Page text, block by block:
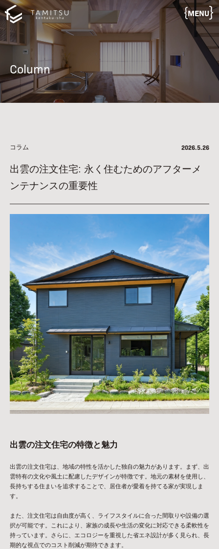
MENU
Column
コラム 2026.5.26
出雲の注文住宅: 永く住むためのアフターメ
ンテナンスの重要性
出雲の注文住宅の特徴と魅力
出雲の注文住宅は、地域の特性を活かした独自の魅力があります。まず、出
雲特有の文化や風土に配慮したデザインが特徴です。地元の素材を使用し、
長持ちする住まいを追求することで、居住者が愛着を持てる家が実現しま
す。
また、注文住宅は自由度が高く、ライフスタイルに合った間取りや設備の選
択が可能です。これにより、家族の成長や生活の変化に対応できる柔軟性を
持っています。さらに、エコロジーを重視した省エネ設計が多く見られ、長
期的な視点でのコスト削減が期待できます。